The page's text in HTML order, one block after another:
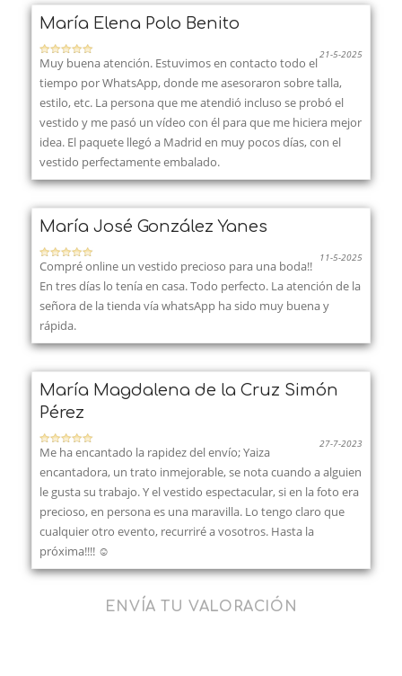
María Elena Polo Benito
21-5-2025
Muy buena atención. Estuvimos en contacto todo el
tiempo por WhatsApp, donde me asesoraron sobre talla,
estilo, etc. La persona que me atendió incluso se probó el
vestido y me pasó un vídeo con él para que me hiciera mejor
idea. El paquete llegó a Madrid en muy pocos días, con el
vestido perfectamente embalado.
María José González Yanes
11-5-2025
Compré online un vestido precioso para una boda!!
En tres días lo tenía en casa. Todo perfecto. La atención de la
señora de la tienda vía whatsApp ha sido muy buena y
rápida.
María Magdalena de la Cruz Simón
Pérez
27-7-2023
Me ha encantado la rapidez del envío; Yaiza
encantadora, un trato inmejorable, se nota cuando a alguien
le gusta su trabajo. Y el vestido espectacular, si en la foto era
precioso, en persona es una maravilla. Lo tengo claro que
cualquier otro evento, recurriré a vosotros. Hasta la
próxima!!!! ☺️
ENVÍA TU VALORACIÓN